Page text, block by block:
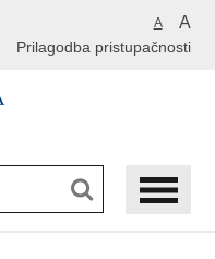
A A
Prilagodba pristupačnosti